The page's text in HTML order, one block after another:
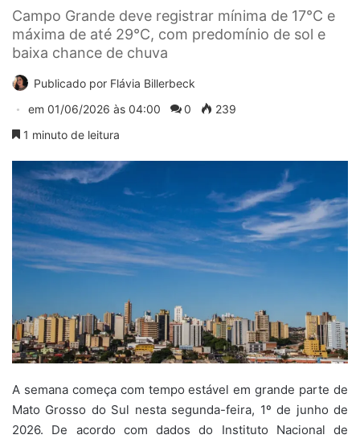
Campo Grande deve registrar mínima de 17°C e
máxima de até 29°C, com predomínio de sol e
baixa chance de chuva
Publicado por Flávia Billerbeck
em 01/06/2026 às 04:00 0
239
1 minuto de leitura
A semana começa com tempo estável em grande parte de
Mato Grosso do Sul nesta segunda-feira, 1º de junho de
2026. De acordo com dados do Instituto Nacional de